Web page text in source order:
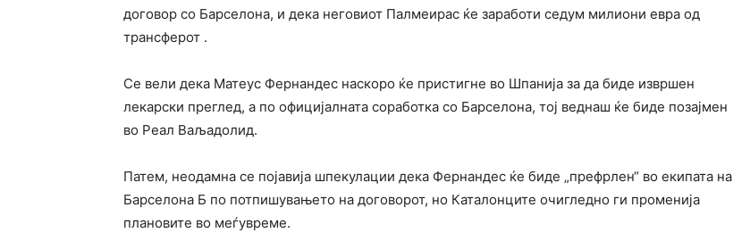
договор со Барселона, и дека неговиот Палмеирас ќе заработи седум милиони евра од
трансферот .
Се вели дека Матеус Фернандес наскоро ќе пристигне во Шпанија за да биде извршен
лекарски преглед, а по официјалната соработка со Барселона, тој веднаш ќе биде позајмен
во Реал Ваљадолид.
Патем, неодамна се појавија шпекулации дека Фернандес ќе биде „префрлен“ во екипата на
Барселона Б по потпишувањето на договорот, но Каталонците очигледно ги променија
плановите во меѓувреме.